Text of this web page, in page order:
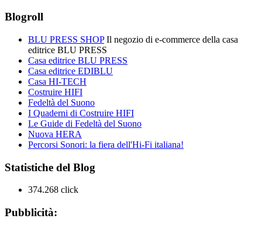
Blogroll
BLU PRESS SHOPIl negozio di e-commerce della casa
editrice BLU PRESS
Casa editrice BLU PRESS
Casa editrice EDIBLU
Casa HI-TECH
Costruire HIFI
Fedeltà del Suono
I Quaderni di Costruire HIFI
Le Guide di Fedeltà del Suono
Nuova HERA
Percorsi Sonori: la fiera dell'Hi-Fi italiana!
Statistiche del Blog
374.268 click
Pubblicità: